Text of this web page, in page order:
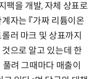
팩을 개발, 자체 상표로
자는 『가짜 리튬이온
러 마크 및 상표까지
으로 알고 있는데 한
려 그때마다 매출이